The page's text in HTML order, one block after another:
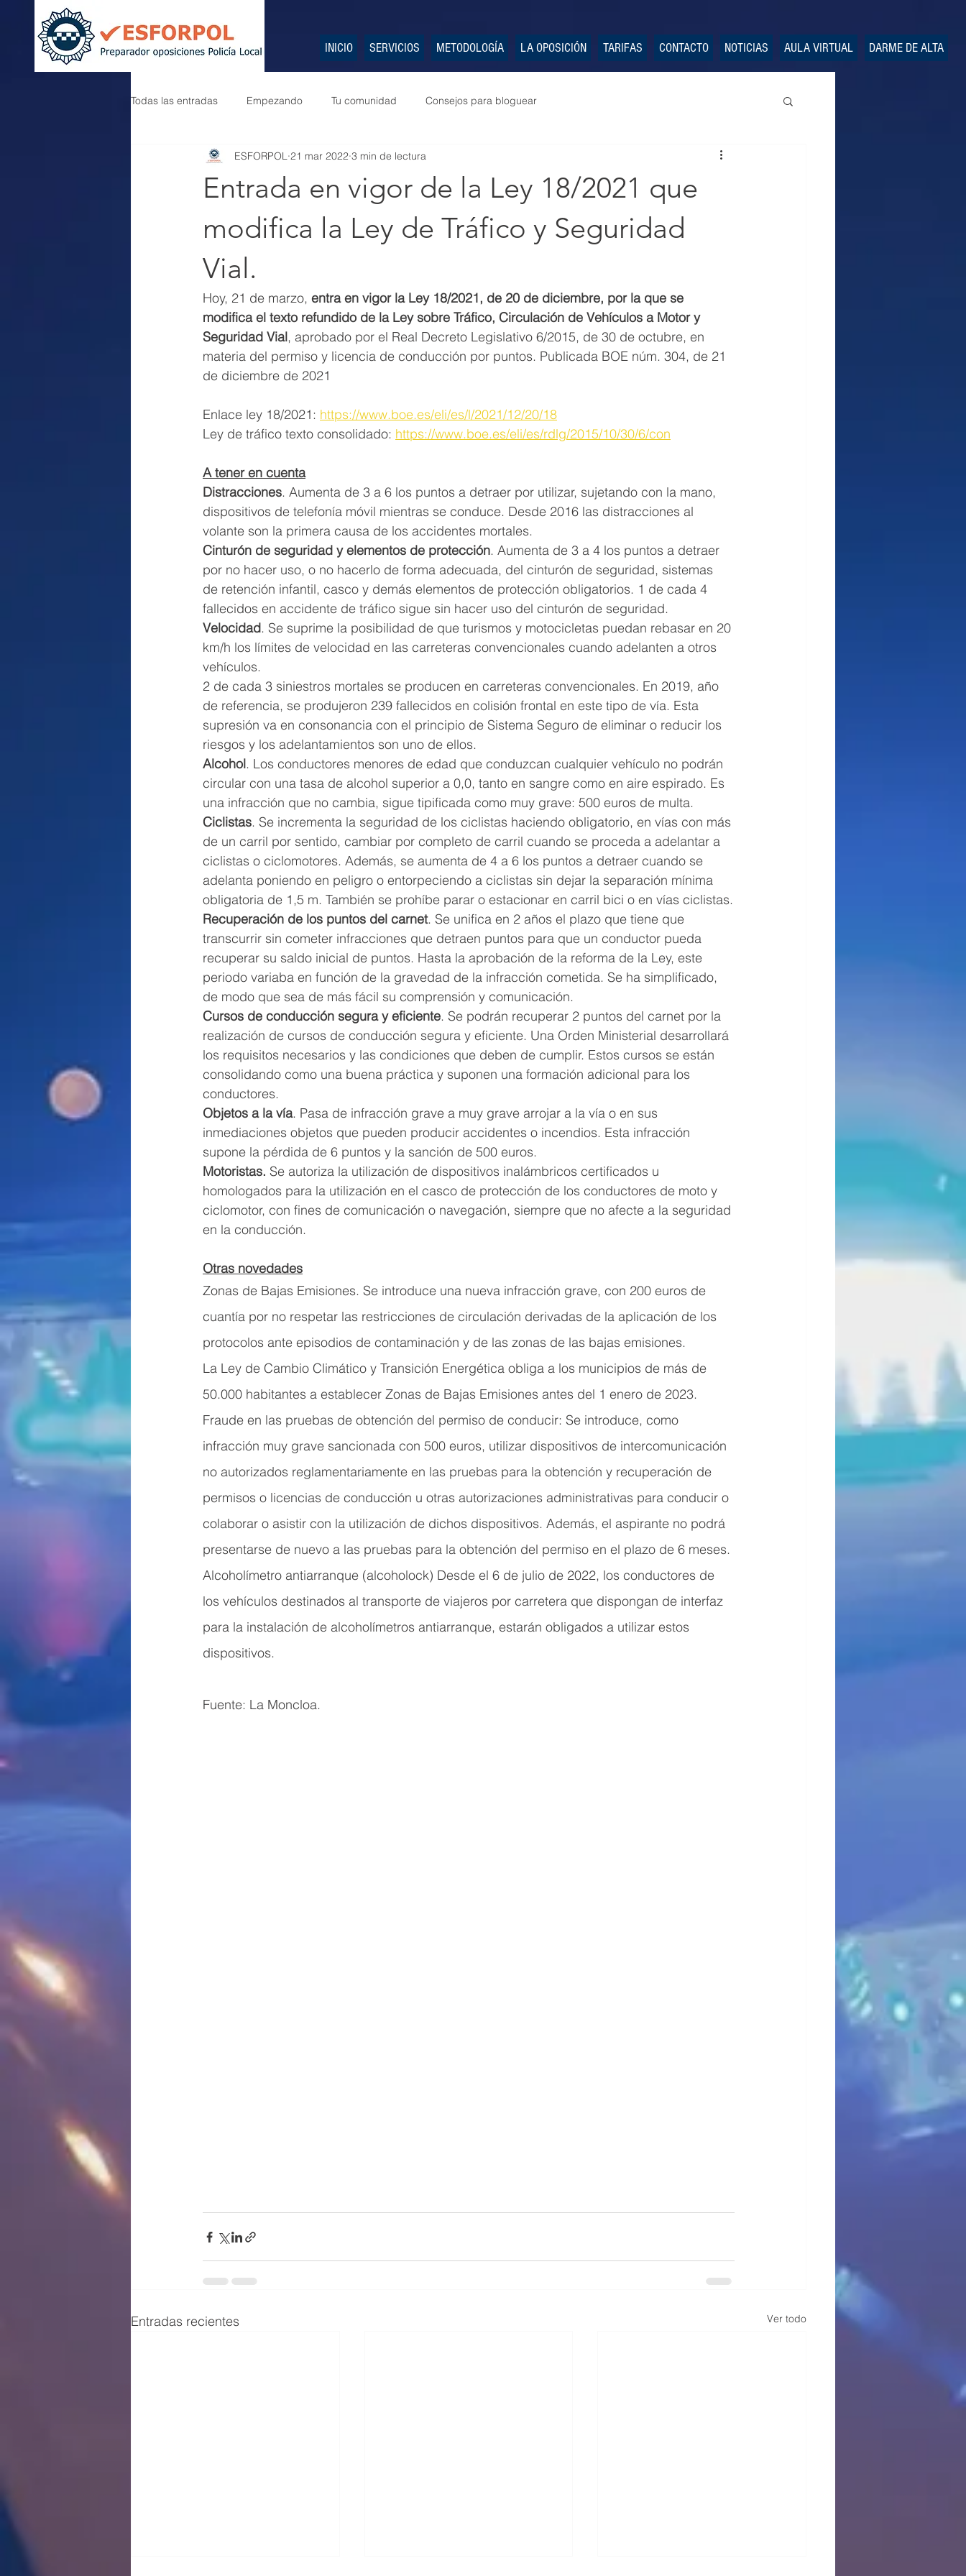
INICIO SERVICIOS METODOLOGÍA LA OPOSICIÓN TARIFAS CONTACTO NOTICIAS AULA VIRTUAL DARME DE ALTA
Todas las entradas Empezando Tu comunidad Consejos para bloguear
Entrada en vigor de la Ley 18/2021 que
modifica la Ley de Tráfico y Seguridad
Vial.
ESFORPOL 21 mar 2022 3 min de lectura
Hoy, 21 de marzo, entra en vigor la Ley 18/2021, de 20 de diciembre, por la que se
modifica el texto refundido de la Ley sobre Tráfico, Circulación de Vehículos a Motor y
Seguridad Vial, aprobado por el Real Decreto Legislativo 6/2015, de 30 de octubre, en
materia del permiso y licencia de conducción por puntos. Publicada BOE núm. 304, de 21
de diciembre de 2021
Enlace ley 18/2021: https://www.boe.es/eli/es/l/2021/12/20/18
Ley de tráfico texto consolidado: https://www.boe.es/eli/es/rdlg/2015/10/30/6/con
A tener en cuenta
Distracciones. Aumenta de 3 a 6 los puntos a detraer por utilizar, sujetando con la mano,
dispositivos de telefonía móvil mientras se conduce. Desde 2016 las distracciones al
volante son la primera causa de los accidentes mortales.
Cinturón de seguridad y elementos de protección. Aumenta de 3 a 4 los puntos a detraer
por no hacer uso, o no hacerlo de forma adecuada, del cinturón de seguridad, sistemas
de retención infantil, casco y demás elementos de protección obligatorios. 1 de cada 4
fallecidos en accidente de tráfico sigue sin hacer uso del cinturón de seguridad.
Velocidad. Se suprime la posibilidad de que turismos y motocicletas puedan rebasar en 20
km/h los límites de velocidad en las carreteras convencionales cuando adelanten a otros
vehículos.
2 de cada 3 siniestros mortales se producen en carreteras convencionales. En 2019, año
de referencia, se produjeron 239 fallecidos en colisión frontal en este tipo de vía. Esta
supresión va en consonancia con el principio de Sistema Seguro de eliminar o reducir los
riesgos y los adelantamientos son uno de ellos.
Alcohol. Los conductores menores de edad que conduzcan cualquier vehículo no podrán
circular con una tasa de alcohol superior a 0,0, tanto en sangre como en aire espirado. Es
una infracción que no cambia, sigue tipificada como muy grave: 500 euros de multa.
Ciclistas. Se incrementa la seguridad de los ciclistas haciendo obligatorio, en vías con más
de un carril por sentido, cambiar por completo de carril cuando se proceda a adelantar a
ciclistas o ciclomotores. Además, se aumenta de 4 a 6 los puntos a detraer cuando se
adelanta poniendo en peligro o entorpeciendo a ciclistas sin dejar la separación mínima
obligatoria de 1,5 m. También se prohíbe parar o estacionar en carril bici o en vías ciclistas.
Recuperación de los puntos del carnet. Se unifica en 2 años el plazo que tiene que
transcurrir sin cometer infracciones que detraen puntos para que un conductor pueda
recuperar su saldo inicial de puntos. Hasta la aprobación de la reforma de la Ley, este
periodo variaba en función de la gravedad de la infracción cometida. Se ha simplificado,
de modo que sea de más fácil su comprensión y comunicación.
Cursos de conducción segura y eficiente. Se podrán recuperar 2 puntos del carnet por la
realización de cursos de conducción segura y eficiente. Una Orden Ministerial desarrollará
los requisitos necesarios y las condiciones que deben de cumplir. Estos cursos se están
consolidando como una buena práctica y suponen una formación adicional para los
conductores.
Objetos a la vía. Pasa de infracción grave a muy grave arrojar a la vía o en sus
inmediaciones objetos que pueden producir accidentes o incendios. Esta infracción
supone la pérdida de 6 puntos y la sanción de 500 euros.
Motoristas. Se autoriza la utilización de dispositivos inalámbricos certificados u
homologados para la utilización en el casco de protección de los conductores de moto y
ciclomotor, con fines de comunicación o navegación, siempre que no afecte a la seguridad
en la conducción.
Otras novedades
Zonas de Bajas Emisiones. Se introduce una nueva infracción grave, con 200 euros de
cuantía por no respetar las restricciones de circulación derivadas de la aplicación de los
protocolos ante episodios de contaminación y de las zonas de las bajas emisiones.
La Ley de Cambio Climático y Transición Energética obliga a los municipios de más de
50.000 habitantes a establecer Zonas de Bajas Emisiones antes del 1 enero de 2023.
Fraude en las pruebas de obtención del permiso de conducir: Se introduce, como
infracción muy grave sancionada con 500 euros, utilizar dispositivos de intercomunicación
no autorizados reglamentariamente en las pruebas para la obtención y recuperación de
permisos o licencias de conducción u otras autorizaciones administrativas para conducir o
colaborar o asistir con la utilización de dichos dispositivos. Además, el aspirante no podrá
presentarse de nuevo a las pruebas para la obtención del permiso en el plazo de 6 meses.
Alcoholímetro antiarranque (alcoholock) Desde el 6 de julio de 2022, los conductores de
los vehículos destinados al transporte de viajeros por carretera que dispongan de interfaz
para la instalación de alcoholímetros antiarranque, estarán obligados a utilizar estos
dispositivos.
Fuente: La Moncloa.
Entradas recientes Ver todo